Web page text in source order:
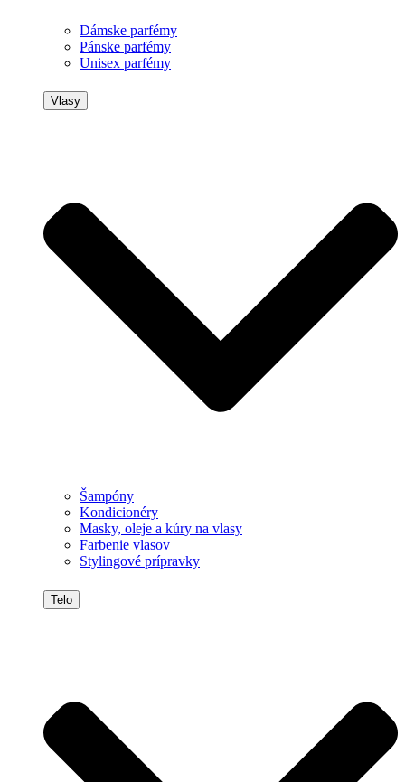
Dámske parfémy
Pánske parfémy
Unisex parfémy
Vlasy
Šampóny
Kondicionéry
Masky, oleje a kúry na vlasy
Farbenie vlasov
Stylingové prípravky
Telo